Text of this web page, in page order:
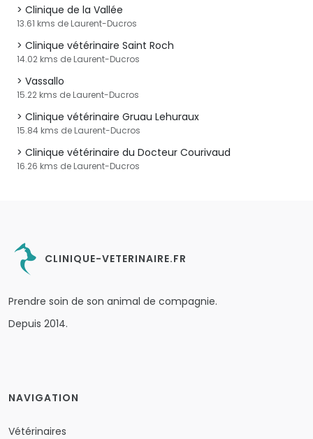
Clinique de la Vallée
13.61 kms de Laurent-Ducros
Clinique vétérinaire Saint Roch
14.02 kms de Laurent-Ducros
Vassallo
15.22 kms de Laurent-Ducros
Clinique vétérinaire Gruau Lehuraux
15.84 kms de Laurent-Ducros
Clinique vétérinaire du Docteur Courivaud
16.26 kms de Laurent-Ducros
CLINIQUE-VETERINAIRE.FR
Prendre soin de son animal de compagnie.
Depuis 2014.
NAVIGATION
Vétérinaires